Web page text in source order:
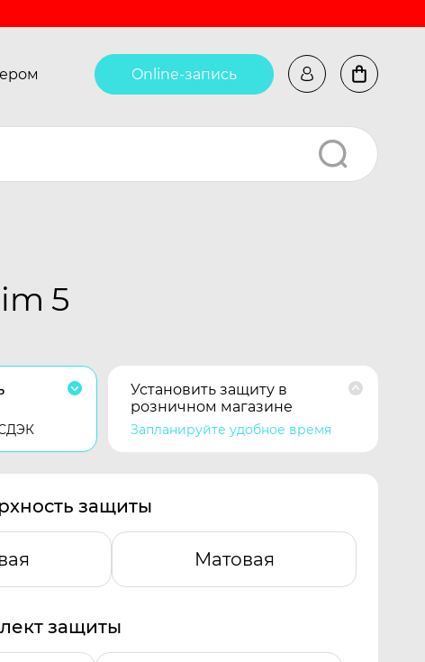
Online-запись
5
Установить защиту в
розничном магазине
Запланируйте удобное время
защиты
Матовая
защиты